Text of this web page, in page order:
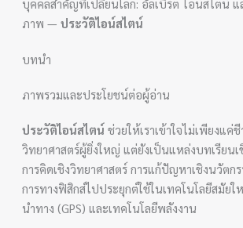
บุคคลสำคัญที่เปลี่ยนโลก: อัลเบิร์ต ไอน์สไตน์
ภาพ —ประวัติไอน์สไตน์
บทนำ
ภาพรวมและประโยชน์ต่อผู้อ่าน
ประวัติไอน์สไตน์ ช่วยให้เราเข้าใจไม่เพียงแค่
วิทยาศาสตร์ผู้ยิ่งใหญ่ แต่ยังเป็นแหล่งบทเรียน
การคิดเชิงวิทยาศาสตร์ การแก้ปัญหาเชิงนวัตก
การทางฟิสิกส์ไปประยุกต์ใช้ในเทคโนโลยีสมัยใ
นำทาง (GPS) และเทคโนโลยีพลังงาน